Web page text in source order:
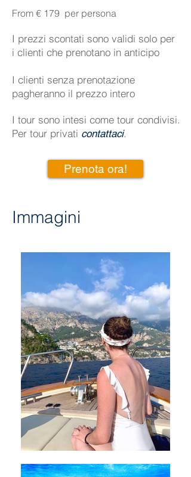
From € 179 per persona
I prezzi scontati sono validi solo per
i clienti che prenotano in anticipo
I clienti senza prenotazione
pagheranno il prezzo intero
I tour sono intesi come tour condivisi.
Per tour privati contattaci.
Prenota ora!
Immagini